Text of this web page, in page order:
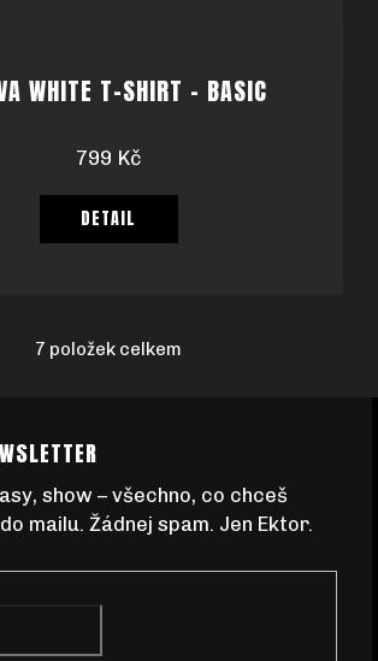
WHITE T-SHIRT - BASIC
799 Kč
DETAIL
O
A
C
P
7 položek celkem
show – všechno, co chceš
mailu. Žádnej spam. Jen Ektor.